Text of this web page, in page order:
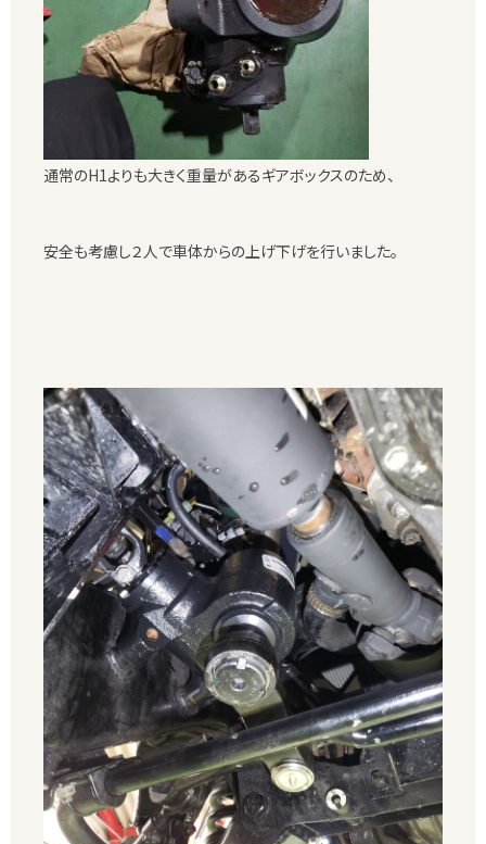
通常のH1よりも大きく重量があるギアボックスのため、
安全も考慮し２人で車体からの上げ下げを行いました。